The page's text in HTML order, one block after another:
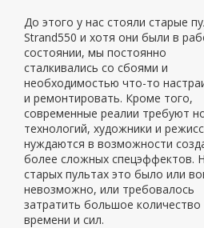
До этого у нас стояли старые
Strand550 и хотя они были в
состоянии, мы постоянно
сталкивались со сбоями и
необходимостью что-то
и ремонтировать. Кроме того,
современные реалии требуют
технологий, художники и
нуждаются в возможности
более сложных спецэффектов.
старых пультах это было или
невозможно, или требовалось
затратить большое количество
времени и сил.